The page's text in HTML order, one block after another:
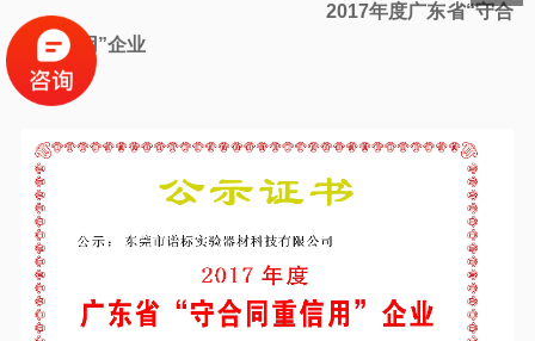
2017年度广东省“守合
同重信用”企业